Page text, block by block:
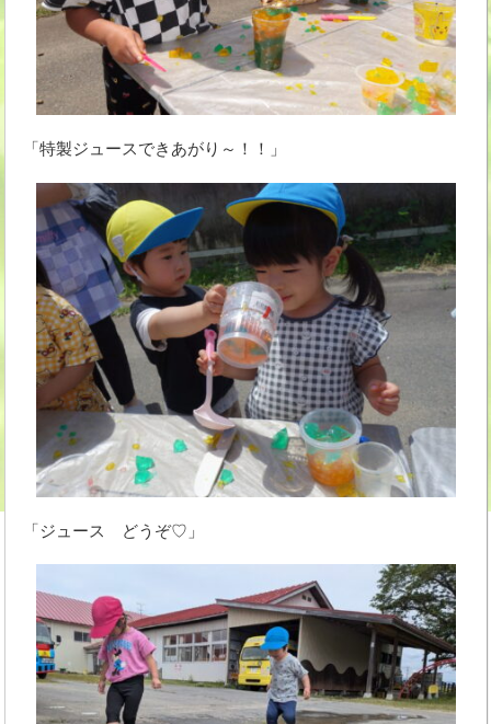
「特製ジュースできあがり～！！」
「ジュース どうぞ♡」